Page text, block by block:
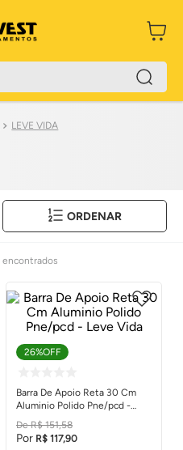
LEVE VIDA
ORDENAR
26%OFF
Barra De Apoio Reta 30 Cm
Aluminio Polido Pne/pcd -
Leve Vida
R$ 151,58
R$ 117,90